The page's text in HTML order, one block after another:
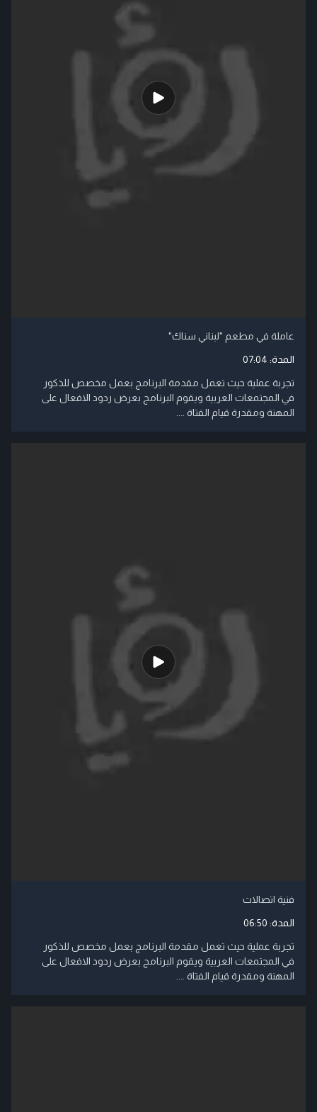
عاملة في مطعم "لبناني سناك"
المدة: 07:04
تجربة عملية حيث تعمل مقدمة البرنامج بعمل مخصص للذكور
في المجتمعات العربية ويقوم البرنامج بعرض ردود الافعال على
المهنة ومقدرة قيام الفتاة ....
فنية اتصالات
المدة: 06:50
تجربة عملية حيث تعمل مقدمة البرنامج بعمل مخصص للذكور
في المجتمعات العربية ويقوم البرنامج بعرض ردود الافعال على
المهنة ومقدرة قيام الفتاة ....